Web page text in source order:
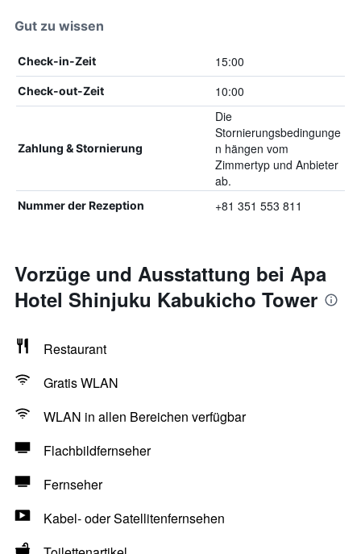
Gut zu wissen
Check-in-Zeit 15:00
Check-out-Zeit 10:00
Zahlung & Stornierung
Die
Stornierungsbedingunge
n hängen vom
Zimmertyp und Anbieter
ab.
Nummer der Rezeption +81 351 553 811
Vorzüge und Ausstattung bei Apa
Hotel Shinjuku Kabukicho Tower
Restaurant
Gratis WLAN
WLAN in allen Bereichen verfügbar
Flachbildfernseher
Fernseher
Kabel- oder Satellitenfernsehen